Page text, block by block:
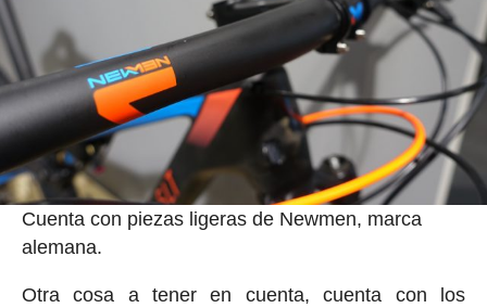
Cuenta con piezas ligeras de Newmen, marca
alemana.
Otra cosa a tener en cuenta, cuenta con los